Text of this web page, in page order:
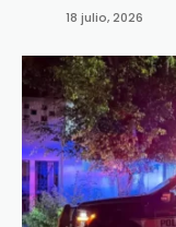
18 julio, 2026